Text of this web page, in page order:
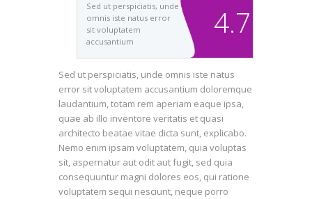
Sed ut perspiciatis, unde
omnis iste natus error
sit voluptatem
accusantium
aperiam eaque ipsa,
quae ab illo inventore
veritatis et quasi
architecto beatae vitae
dicta sunt,
4.7
Sed ut perspiciatis, unde omnis iste natus
error sit voluptatem accusantium doloremque
laudantium, totam rem aperiam eaque ipsa,
quae ab illo inventore veritatis et quasi
architecto beatae vitae dicta sunt, explicabo.
Nemo enim ipsam voluptatem, quia voluptas
sit, aspernatur aut odit aut fugit, sed quia
consequuntur magni dolores eos, qui ratione
voluptatem sequi nesciunt, neque porro